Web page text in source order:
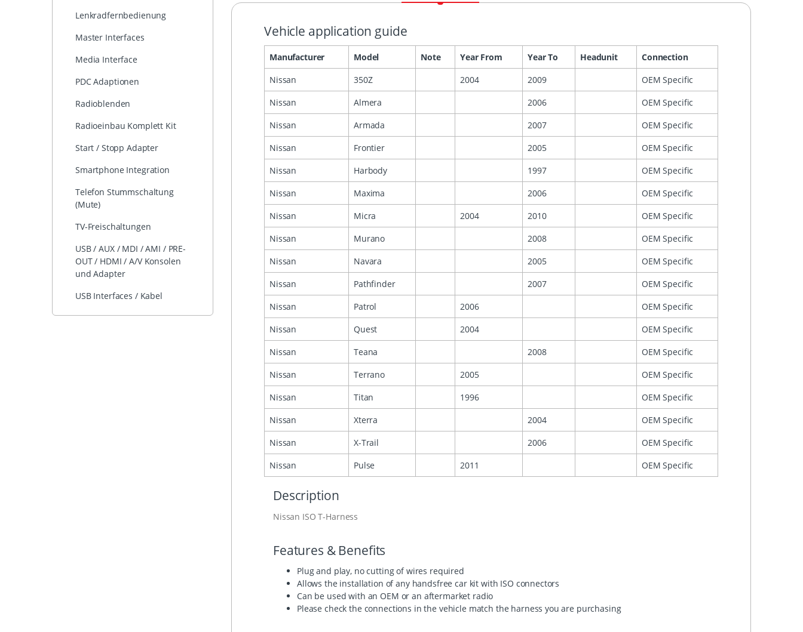
Lenkradfernbedienung
Master Interfaces
Media Interface
PDC Adaptionen
Radioblenden
Radioeinbau Komplett Kit
Start / Stopp Adapter
Smartphone Integration
Telefon Stummschaltung
(Mute)
TV-Freischaltungen
USB / AUX / MDI / AMI / PRE-
OUT / HDMI / A/V Konsolen
und Adapter
USB Interfaces / Kabel
Vehicle application guide
Manufacturer Model Note Year From Year To Headunit
Connection
Nissan
350Z 2004 2009
OEM Specific
Nissan
Almera 2006
OEM Specific
Nissan
Armada 2007
OEM Specific
Nissan
Frontier 2005
OEM Specific
Nissan
Harbody 1997
OEM Specific
Nissan
Maxima 2006
OEM Specific
Nissan
Micra 2004 2010
OEM Specific
Nissan
Murano 2008
OEM Specific
Nissan
Navara 2005
OEM Specific
Nissan
Pathfinder 2007
OEM Specific
Nissan
Patrol 2006
OEM Specific
Nissan
Quest 2004
OEM Specific
Nissan
Teana 2008
OEM Specific
Nissan
Terrano 2005
OEM Specific
Nissan
Titan 1996
OEM Specific
Nissan
Xterra 2004
OEM Specific
Nissan
X-Trail 2006
OEM Specific
Nissan
Pulse 2011 OEM Specific
Description
Nissan ISO T-Harness
Features & Benefits
Plug and play, no cutting of wires required
Allows the installation of any handsfree car kit with ISO connectors
Can be used with an OEM or an aftermarket radio
Please check the connections in the vehicle match the harness you are purchasing